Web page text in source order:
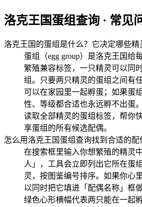
洛克王国蛋组查询 · 常见
洛克王国的蛋组是什么？它决定哪些精
蛋组（egg group）是洛克王国给
繁殖兼容标签，一只精灵可以同
组。只要两只精灵的蛋组之间有
可以在家园里一起孵蛋；如果蛋
性、等级都合适也永远孵不出蛋
读取全部精灵的蛋组标签，帮你
享蛋组的所有候选配偶。
怎么用洛克王国蛋组查询找到合适的配
在搜索框里输入你想繁殖的精灵
人」，工具会立即列出它所在蛋
灵，按图鉴编号排序。如果你心
以同时把它填进「配偶名称」
绿色心形横幅代表两只能在一起